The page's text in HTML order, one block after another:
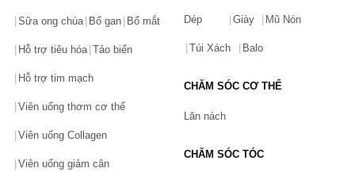
Mua sản phẩm của Avent chính hãng ở đâu?
Là một trong những trang mua sắm online được đánh giá cao
trên thị trường hiện nay, Chiaki.vn cam kết mang đến cho bạn
những sản phẩm của Avent chính hãng, chất lượng với mức giá
cạnh tranh cùng nhiều ưu đãi hấp dẫn.
Sữa ong chúa Bổ gan Bổ mắt
Hỗ trợ tiêu hóa Tảo biển
Hỗ trợ tim mạch
Viên uống thơm cơ thể
Viên uống Collagen
Viên uống giảm cân
Dép Giày Mũ Nón
Túi Xách Balo
CHĂM SÓC CƠ THỂ
Lăn nách
CHĂM SÓC TÓC